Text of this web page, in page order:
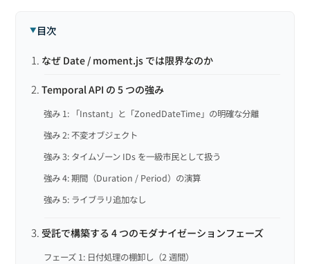
目次
なぜ Date / moment.js では限界なのか
Temporal API の 5 つの強み
強み 1: 「Instant」と「ZonedDateTime」の明確な分離
強み 2: 不変オブジェクト
強み 3: タイムゾーン IDs を一級市民として扱う
強み 4: 期間（Duration / Period）の演算
強み 5: ライブラリ追加なし
受託で構築する 4 つのモダナイゼーションフェーズ
フェーズ 1: 日付処理の棚卸し（2 週間）